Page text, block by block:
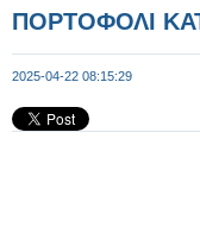
ΠΟΡΤΟΦΟΛΙ
2025-04-22 08:15:29